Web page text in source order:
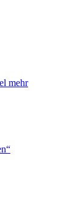
mehr